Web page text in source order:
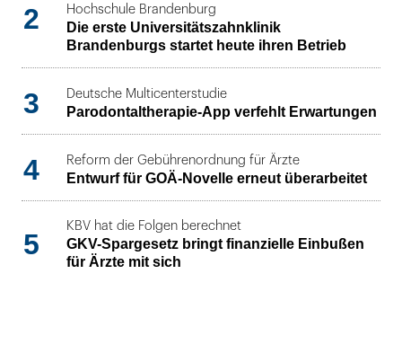
2
Hochschule Brandenburg
Die erste Universitätszahnklinik
Brandenburgs startet heute ihren Betrieb
3 Deutsche Multicenterstudie
Parodontaltherapie-App verfehlt Erwartungen
4 Reform der Gebührenordnung für Ärzte
Entwurf für GOÄ-Novelle erneut überarbeitet
5
KBV hat die Folgen berechnet
GKV-Spargesetz bringt finanzielle Einbußen
für Ärzte mit sich